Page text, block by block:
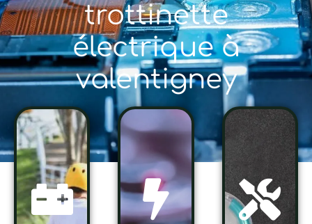
trottinette
électrique à
valentigney